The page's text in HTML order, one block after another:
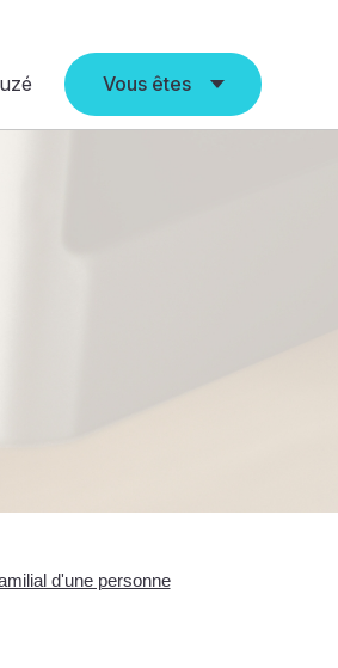
Vous êtes
d'une personne